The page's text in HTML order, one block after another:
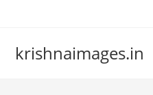
krishnaimages.in